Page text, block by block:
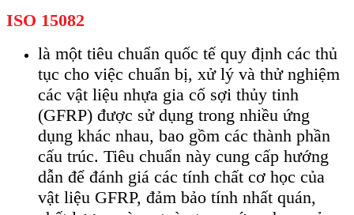
ISO 15082
là một tiêu chuẩn quốc tế quy định các thủ
tục cho việc chuẩn bị, xử lý và thử nghiệm
các vật liệu nhựa gia cố sợi thủy tinh
(GFRP) được sử dụng trong nhiều ứng
dụng khác nhau, bao gồm các thành phần
cấu trúc. Tiêu chuẩn này cung cấp hướng
dẫn để đánh giá các tính chất cơ học của
vật liệu GFRP, đảm bảo tính nhất quán,